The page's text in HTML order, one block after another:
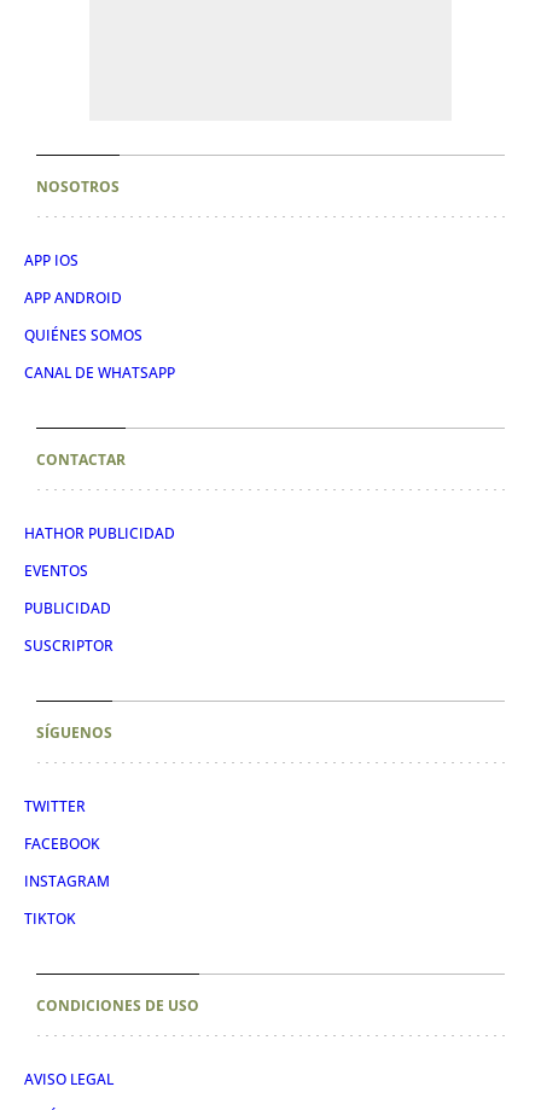
NOSOTROS
APP IOS
APP ANDROID
QUIÉNES SOMOS
CANAL DE WHATSAPP
CONTACTAR
HATHOR PUBLICIDAD
EVENTOS
PUBLICIDAD
SUSCRIPTOR
SÍGUENOS
TWITTER
FACEBOOK
INSTAGRAM
TIKTOK
CONDICIONES DE USO
AVISO LEGAL